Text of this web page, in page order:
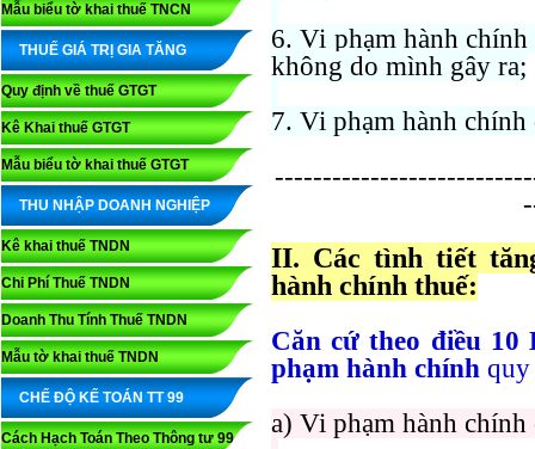
Mẫu biểu tờ khai thuế TNCN
THUẾ GIÁ TRỊ GIA TĂNG
Quy định về thuế GTGT
Kê Khai thuế GTGT
Mẫu biểu tờ khai thuế GTGT
THU NHẬP DOANH NGHIỆP
Kê khai thuế TNDN
Chi Phí Thuế TNDN
Doanh Thu Tính Thuế TNDN
Mẫu tờ khai thuế TNDN
CHẾ ĐỘ KẾ TOÁN TT 99
Cách Hạch Toán Theo Thông tư 99
6. Vi phạm hành
không do mình gây ra;
7. Vi phạm hành
II. Các tình tiết
hành chính thuế:
Căn cứ theo điều
phạm hành chính quy
a) Vi phạm hành chính